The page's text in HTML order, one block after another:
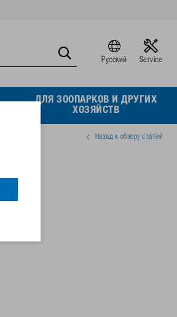
Русский Service
ДЛЯ ЗООПАРКОВ И ДРУГИХ
ХОЗЯЙСТВ
Назад к обзору статей